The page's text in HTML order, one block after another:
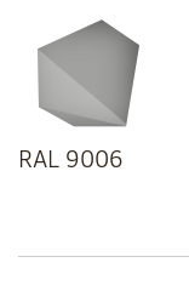
RAL 9006